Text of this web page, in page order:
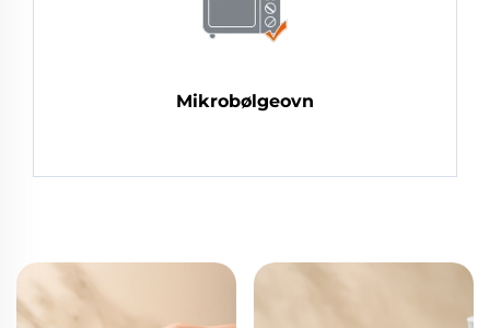
Mikrobølgeovn